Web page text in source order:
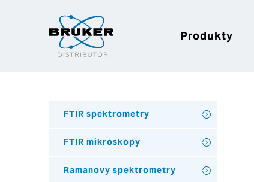
Produkty
FTIR spektrometry
FTIR mikroskopy
Ramanovy spektrometry